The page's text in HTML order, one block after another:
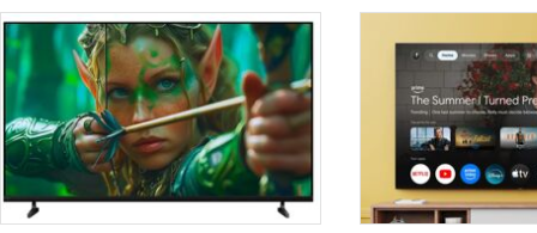
dùng cho phòng bao nhiêu m2?